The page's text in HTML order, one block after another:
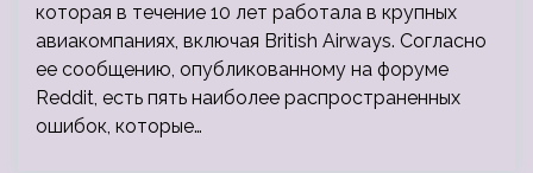
которая в течение 10 лет работала в крупных
авиакомпаниях, включая British Airways. Согласно
ее сообщению, опубликованному на форуме
Reddit, есть пять наиболее распространенных
ошибок, которые…